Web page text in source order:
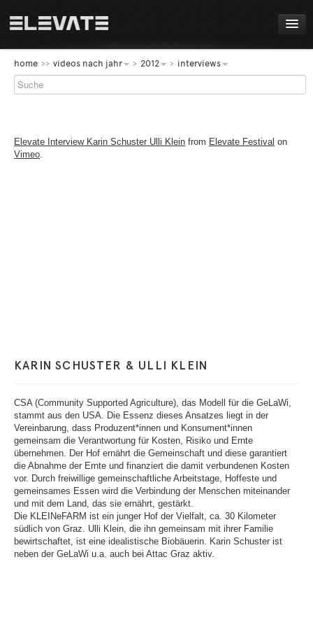
FESTIVAL
PROGRAMM
NEWS
home videos nach jahr 2012 interviews
Elevate Interview Karin Schuster Ulli Klein from Elevate Festival on
Vimeo.
KARIN SCHUSTER & ULLI KLEIN
CSA (Community Supported Agriculture), das Modell für die GeLaWi,
stammt aus den USA. Die Essenz dieses Ansatzes liegt in der
Vereinbarung, dass Produzent*innen und Konsument*innen
gemeinsam die Verantwortung für Kosten, Risiko und Ernte
übernehmen. Der Hof ernährt die Gemeinschaft und diese garantiert
die Abnahme der Ernte und finanziert die damit verbundenen Kosten
vor. Durch freiwillige gemeinschaftliche Arbeitstage, Hoffeste und
gemeinsames Essen wird die Verbindung der Menschen miteinander
und mit dem Land, das sie ernährt, gestärkt.
Die KLEINeFARM ist ein junger Hof der Vielfalt, ca. 30 Kilometer
südlich von Graz. Ulli Klein, die ihn gemeinsam mit ihrer Familie
bewirtschaftet, ist eine idealistische Biobäuerin. Karin Schuster ist
neben der GeLaWi u.a. auch bei Attac Graz aktiv.